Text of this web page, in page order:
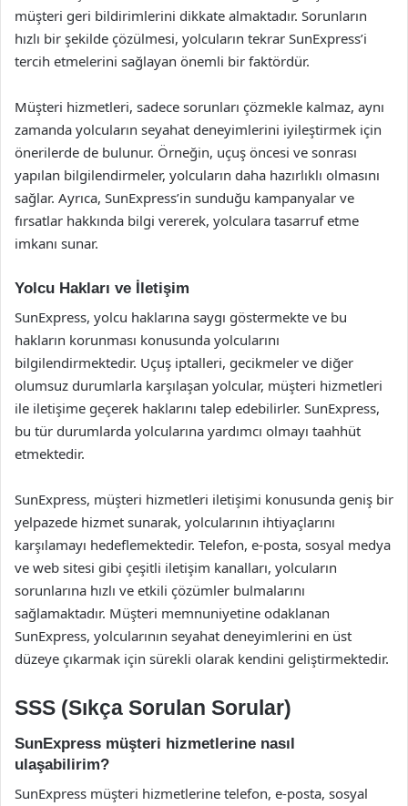
müşteri geri bildirimlerini dikkate almaktadır. Sorunların
hızlı bir şekilde çözülmesi, yolcuların tekrar SunExpress’i
tercih etmelerini sağlayan önemli bir faktördür.
Müşteri hizmetleri, sadece sorunları çözmekle kalmaz, aynı
zamanda yolcuların seyahat deneyimlerini iyileştirmek için
önerilerde de bulunur. Örneğin, uçuş öncesi ve sonrası
yapılan bilgilendirmeler, yolcuların daha hazırlıklı olmasını
sağlar. Ayrıca, SunExpress’in sunduğu kampanyalar ve
fırsatlar hakkında bilgi vererek, yolculara tasarruf etme
imkanı sunar.
Yolcu Hakları ve İletişim
SunExpress, yolcu haklarına saygı göstermekte ve bu
hakların korunması konusunda yolcularını
bilgilendirmektedir. Uçuş iptalleri, gecikmeler ve diğer
olumsuz durumlarla karşılaşan yolcular, müşteri hizmetleri
ile iletişime geçerek haklarını talep edebilirler. SunExpress,
bu tür durumlarda yolcularına yardımcı olmayı taahhüt
etmektedir.
SunExpress, müşteri hizmetleri iletişimi konusunda geniş bir
yelpazede hizmet sunarak, yolcularının ihtiyaçlarını
karşılamayı hedeflemektedir. Telefon, e-posta, sosyal medya
ve web sitesi gibi çeşitli iletişim kanalları, yolcuların
sorunlarına hızlı ve etkili çözümler bulmalarını
sağlamaktadır. Müşteri memnuniyetine odaklanan
SunExpress, yolcularının seyahat deneyimlerini en üst
düzeye çıkarmak için sürekli olarak kendini geliştirmektedir.
SSS (Sıkça Sorulan Sorular)
SunExpress müşteri hizmetlerine nasıl
ulaşabilirim?
SunExpress müşteri hizmetlerine telefon, e-posta, sosyal